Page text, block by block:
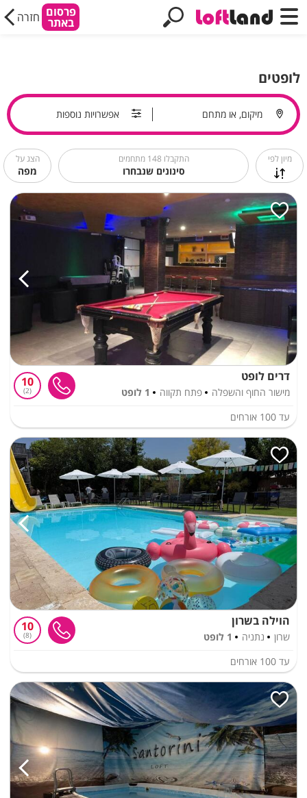
פרסום
באתר חזרה
לופטים
מיקום, או מתחם אפשרויות נוספות
מיון לפי התקבלו 148 מתחמים
סינונים שנבחרו
הצג על
מפה
דרים לופט
מישור החוף והשפלה פתח תקווה 1 לופט
10
2
עד 100 אורחים
הוילה בשרון
שרון נתניה 1 לופט
10
8
עד 100 אורחים